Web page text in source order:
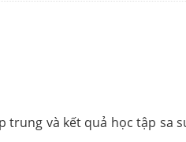
và kết quả học tập